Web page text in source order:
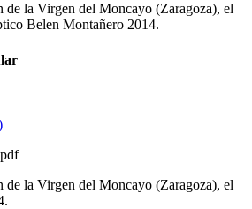
de la Virgen del Moncayo (Zaragoza), el
Belen Montañero 2014.
de la Virgen del Moncayo (Zaragoza), el